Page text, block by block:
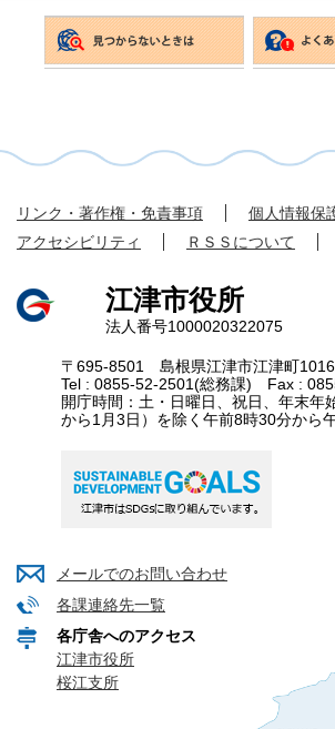
リンク・著作権・免責事項
個人情報保
アクセシビリティ
ＲＳＳについて
江津市役所
法人番号1000020322075
〒695-8501 島根県江津市江津町
Tel : 0855-52-2501(総務課) Fax :
開庁時間：土・日曜日、祝日、年末年
から1月3日）を除く午前8時30分から
メールでのお問い合わせ
各課連絡先一覧
各庁舎へのアクセス
江津市役所
桜江支所